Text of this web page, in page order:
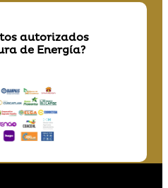
autorizados
de Energía?